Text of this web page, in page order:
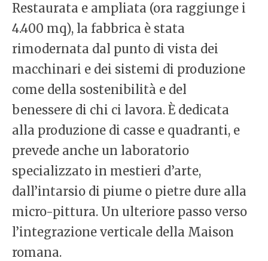
Restaurata e ampliata (ora raggiunge i
4.400 mq), la fabbrica è stata
rimodernata dal punto di vista dei
macchinari e dei sistemi di produzione
come della sostenibilità e del
benessere di chi ci lavora. È dedicata
alla produzione di casse e quadranti, e
prevede anche un laboratorio
specializzato in mestieri d’arte,
dall’intarsio di piume o pietre dure alla
micro-pittura. Un ulteriore passo verso
l’integrazione verticale della Maison
romana.